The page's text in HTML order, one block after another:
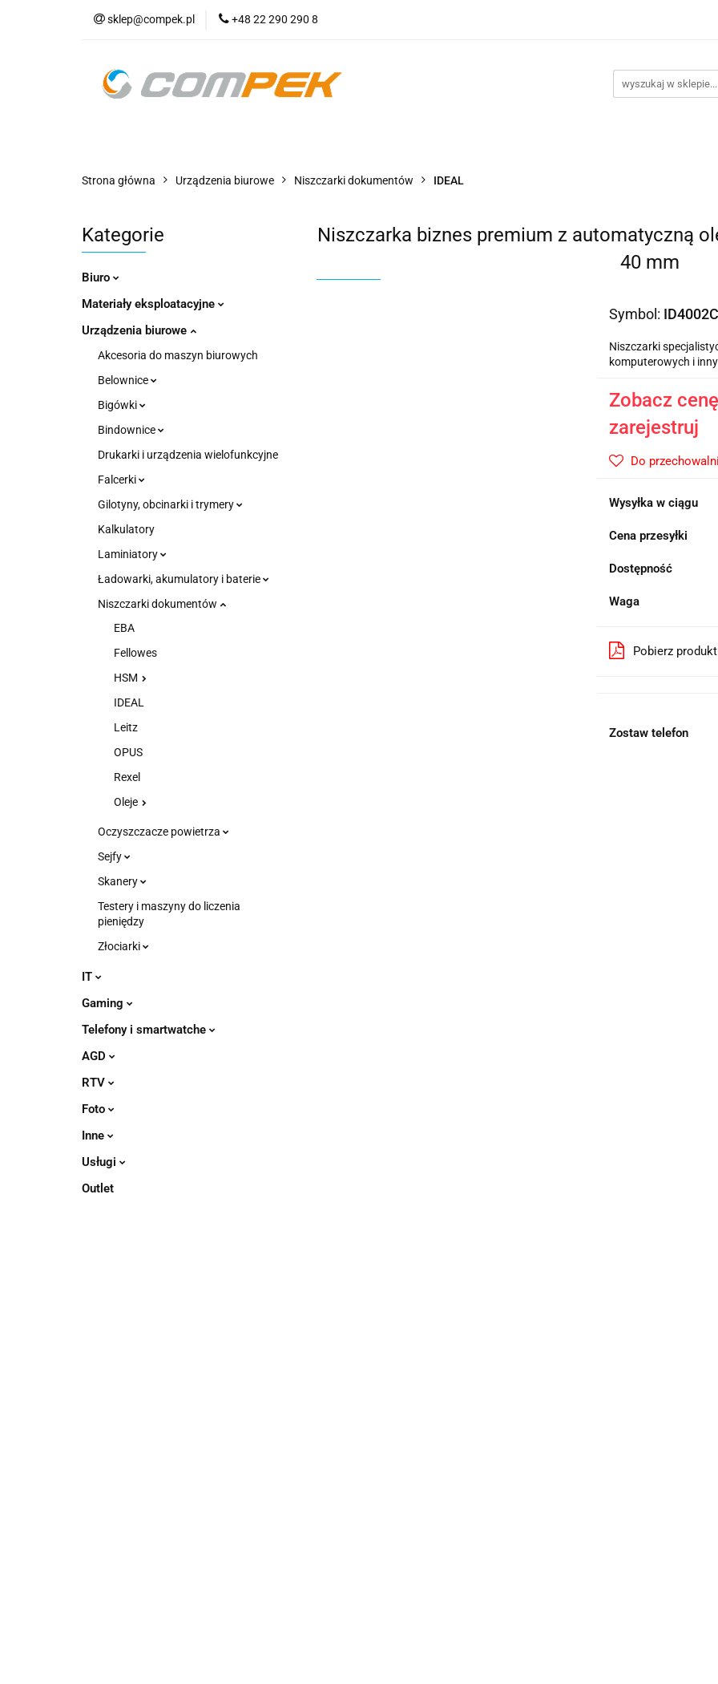
sklep@compek.pl +48 22 290 290 8
O nas
Strona główna Urządzenia biurowe Niszczarki dokumentów IDEAL
Kategorie
Biuro
Materiały eksploatacyjne
Urządzenia biurowe
Akcesoria do maszyn biurowych
Belownice
Bigówki
Bindownice
Drukarki i urządzenia wielofunkcyjne
Falcerki
Gilotyny, obcinarki i trymery
Kalkulatory
Laminiatory
Ładowarki, akumulatory i baterie
Niszczarki dokumentów
EBA
Fellowes
HSM
IDEAL
Leitz
OPUS
Rexel
Oleje
Oczyszczacze powietrza
Sejfy
Skanery
Testery i maszyny do liczenia
pieniędzy
Złociarki
IT
Gaming
Telefony i smartwatche
AGD
RTV
Foto
Inne
Usługi
Outlet
Niszczarka biznes premium z automatyczną
40 mm
Symbol:
Niszczarki
komputerowych i
Zobacz
zarejestruj
Do przechowalni
Wysyłka w ciągu
Cena przesyłki
Dostępność
Waga
Pobierz
Zostaw telefon